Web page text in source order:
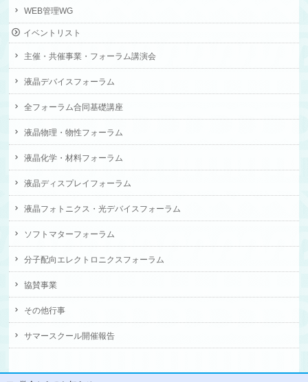
WEB管理WG
イベントリスト
主催・共催事業・フォーラム講演会
液晶デバイスフォーラム
全フォーラム合同基礎講座
液晶物理・物性フォーラム
液晶化学・材料フォーラム
液晶ディスプレイフォーラム
液晶フォトニクス・光デバイスフォーラム
ソフトマターフォーラム
分子配向エレクトロニクスフォーラム
協賛事業
その他行事
サマースクール開催報告